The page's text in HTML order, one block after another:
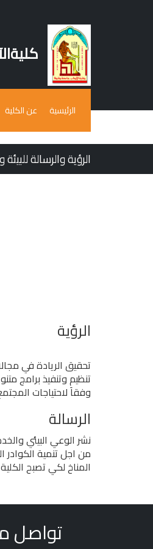
الرئيسية عن الكلية
الرؤية والرسالة
الرؤية
تحقيق الريادة في
تنظيم وتنفيذ برامج
وفقاَ لاحتياجات
الرسالة
نشر الوعي البيئي
من اجل تنمية الكوادر
المناخ لكي تصبح
تواصل